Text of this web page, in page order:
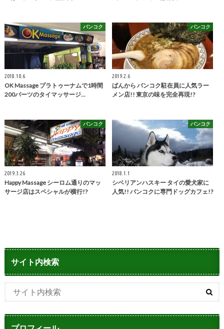
バンコク
2018.10.6
OK Massage プラトゥーナムで1時間
200バーツのタイマッサージ…
バンコク
2019.2.6
ばんから バンコク駐在員に人気ラー
メン店!! 東京の味を完全再現!?
バンコク
2019.3.26
Happy Massage シーロム通りのマッ
サージ店はスペシャルが横行!?
バンコク
2018.1.1
シベリアンハスキー タイの愛犬家に
人気!! バンコクに専門ドッグカフェ!?
サイト内検索